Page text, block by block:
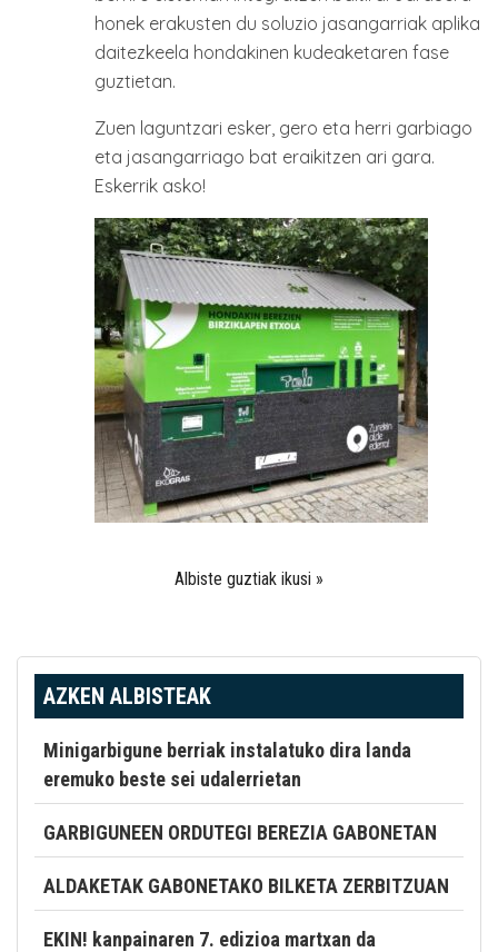
honek erakusten du soluzio jasangarriak aplika
daitezkeela hondakinen kudeaketaren fase
guztietan.
Zuen laguntzari esker, gero eta herri garbiago
eta jasangarriago bat eraikitzen ari gara.
Eskerrik asko!
Albiste guztiak ikusi »
AZKEN ALBISTEAK
Minigarbigune berriak instalatuko dira landa
eremuko beste sei udalerrietan
GARBIGUNEEN ORDUTEGI BEREZIA GABONETAN
ALDAKETAK GABONETAKO BILKETA ZERBITZUAN
EKIN! kanpainaren 7. edizioa martxan da